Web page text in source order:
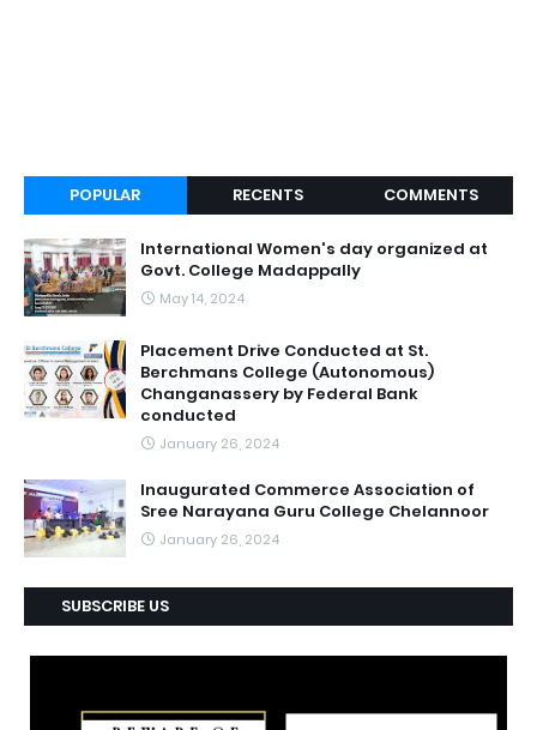
POPULAR RECENTS COMMENTS
International Women's day organized at
Govt. College Madappally
May 14, 2024
Placement Drive Conducted at St.
Berchmans College (Autonomous)
Changanassery by Federal Bank
conducted
January 26, 2024
Inaugurated Commerce Association of
Sree Narayana Guru College Chelannoor
January 26, 2024
SUBSCRIBE US